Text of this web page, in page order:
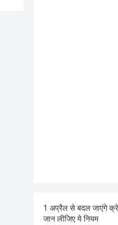
1 अप्रैल से बदल जाएंगे
जान लीजिए ये नियम